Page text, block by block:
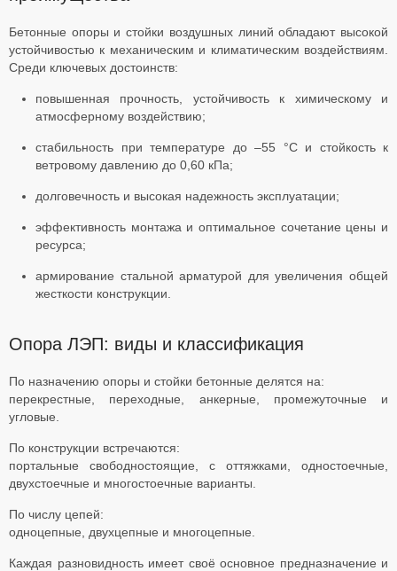
Бетонные опоры и стойки воздушных линий обладают высокой
устойчивостью к механическим и климатическим воздействиям.
Среди ключевых достоинств:
повышенная прочность, устойчивость к химическому и
атмосферному воздействию;
стабильность при температуре до –55 °C и стойкость к
ветровому давлению до 0,60 кПа;
долговечность и высокая надежность эксплуатации;
эффективность монтажа и оптимальное сочетание цены и
ресурса;
армирование стальной арматурой для увеличения общей
жесткости конструкции.
Опора ЛЭП: виды и классификация
По назначению опоры и стойки бетонные делятся на:
перекрестные, переходные, анкерные, промежуточные и
угловые.
По конструкции встречаются:
портальные свободностоящие, с оттяжками, одностоечные,
двухстоечные и многостоечные варианты.
По числу цепей:
одноцепные, двухцепные и многоцепные.
Каждая разновидность имеет своё основное предназначение и